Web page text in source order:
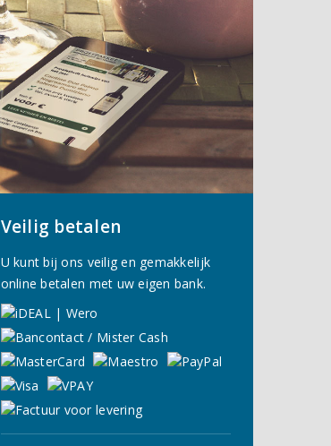
Veilig betalen
U kunt bij ons veilig en gemakkelijk
online betalen met uw eigen bank.